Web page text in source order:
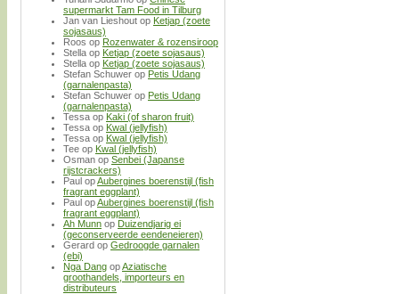
supermarkt Tam Food in Tilburg
Jan van Lieshout op Ketjap (zoete
sojasaus)
Roos op Rozenwater & rozensiroop
Stella op Ketjap (zoete sojasaus)
Stella op Ketjap (zoete sojasaus)
Stefan Schuwer op Petis Udang
(garnalenpasta)
Stefan Schuwer op Petis Udang
(garnalenpasta)
Tessa op Kaki (of sharon fruit)
Tessa op Kwal (jellyfish)
Tessa op Kwal (jellyfish)
Tee op Kwal (jellyfish)
Osman op Senbei (Japanse
rijstcrackers)
Paul opAubergines boerenstijl (fish
fragrant eggplant)
Paul opAubergines boerenstijl (fish
fragrant eggplant)
Ah Munn op Duizendjarig ei
(geconserveerde eendeneieren)
Gerard op Gedroogde garnalen
(ebi)
Nga Dang opAziatische
groothandels, importeurs en
distributeurs